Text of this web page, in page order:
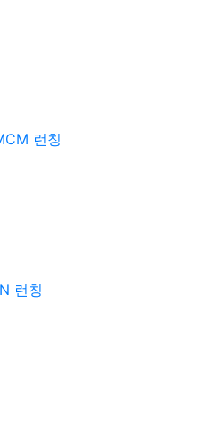
런칭
런칭